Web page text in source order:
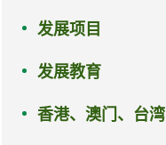
发展项目
发展教育
香港、澳门、台湾